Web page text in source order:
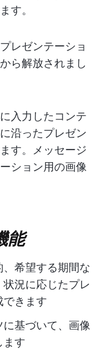
す。
レゼンテーショ
ら解放されまし
入力したコンテ
沿ったプレゼン
す。メッセージ
ション用の画像
能
、希望する期間な
況に応じたプレ
できます
基づいて、画像
ます